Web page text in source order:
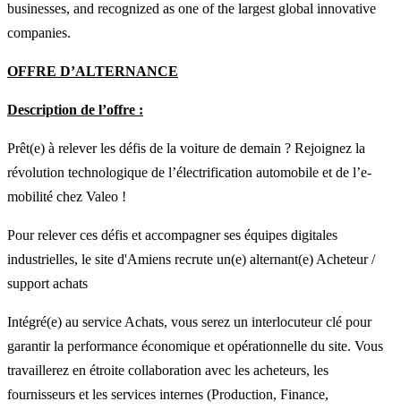
businesses, and recognized as one of the largest global innovative
companies.
OFFRE D’ALTERNANCE
Description de l’offre :
Prêt(e) à relever les défis de la voiture de demain ? Rejoignez la
révolution technologique de l’électrification automobile et de l’e-
mobilité chez Valeo !
Pour relever ces défis et accompagner ses équipes digitales
industrielles, le site d'Amiens recrute un(e) alternant(e) Acheteur /
support achats
Intégré(e) au service Achats, vous serez un interlocuteur clé pour
garantir la performance économique et opérationnelle du site. Vous
travaillerez en étroite collaboration avec les acheteurs, les
fournisseurs et les services internes (Production, Finance,